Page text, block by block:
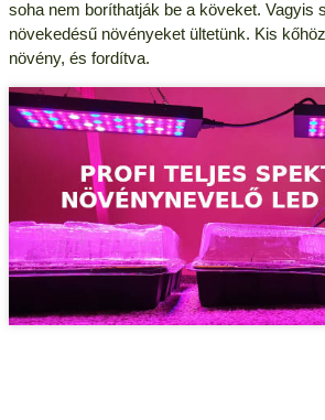
soha nem boríthatják be a köveket. Vagyis
növekedésű növényeket ültetünk. Kis
növény, és fordítva.